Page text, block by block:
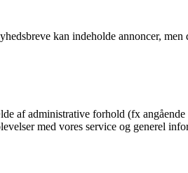
kan indeholde annoncer,
af administrative forhold (fx
med vores service og generel